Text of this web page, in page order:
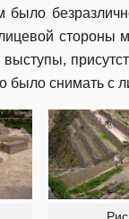
было
стороны
было снимать с